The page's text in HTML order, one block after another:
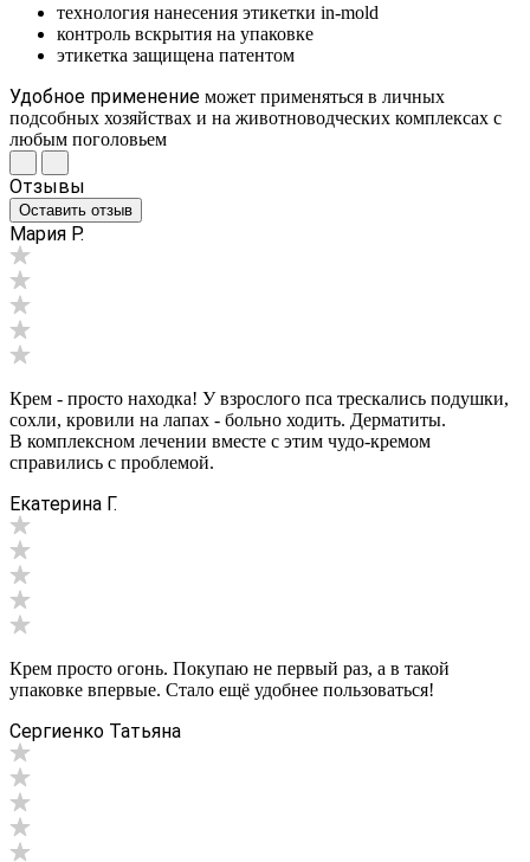
технология нанесения этикетки in-mold
контроль вскрытия на упаковке
этикетка защищена патентом
Удобное применение может применяться в личных
подсобных хозяйствах и на животноводческих комплексах с
любым поголовьем
Отзывы
Оставить отзыв
Мария Р.
Крем - просто находка! У взрослого пса трескались подушки,
сохли, кровили на лапах - больно ходить. Дерматиты.
В комплексном лечении вместе с этим чудо-кремом
справились с проблемой.
Екатерина Г.
Крем просто огонь. Покупаю не первый раз, а в такой
упаковке впервые. Стало ещё удобнее пользоваться!
Сергиенко Татьяна